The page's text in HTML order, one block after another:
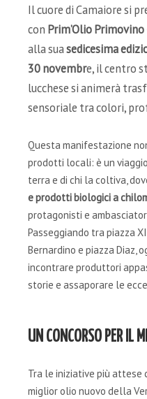
Il cuore di Camaiore si
con Prim’Olio Primovino
alla suasedicesima
30 novembre, il centro
lucchese si animerà
sensoriale tra colori,
Questa manifestazione
prodotti locali: è un
terra e di chi la coltiva,
e prodotti biologici a
protagonisti e
Passeggiando tra piazza
Bernardino e piazza Diaz,
incontrare produttori
storie e assaporare le
UN CONCORSO PER IL
Tra le iniziative più attese
miglior olio nuovo della